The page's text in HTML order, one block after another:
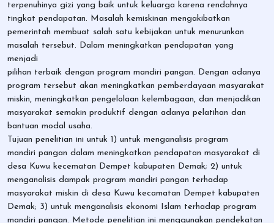
terpenuhinya gizi yang baik untuk keluarga karena rendahnya
tingkat pendapatan. Masalah kemiskinan mengakibatkan
pemerintah membuat salah satu kebijakan untuk menurunkan
masalah tersebut. Dalam meningkatkan pendapatan yang
menjadi
pilihan terbaik dengan program mandiri pangan. Dengan adanya
program tersebut akan meningkatkan pemberdayaan masyarakat
miskin, meningkatkan pengelolaan kelembagaan, dan menjadikan
masyarakat semakin produktif dengan adanya pelatihan dan
bantuan modal usaha.
Tujuan penelitian ini untuk 1) untuk menganalisis program
mandiri pangan dalam meningkatkan pendapatan masyarakat di
desa Kuwu kecematan Dempet kabupaten Demak; 2) untuk
menganalisis dampak program mandiri pangan terhadap
masyarakat miskin di desa Kuwu kecamatan Dempet kabupaten
Demak; 3) untuk menganalisis ekonomi Islam terhadap program
mandiri pangan. Metode penelitian ini menggunakan pendekatan